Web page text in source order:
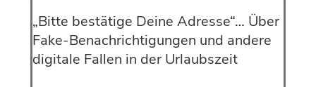
„Bitte bestätige Deine Adresse“… Über
Fake-Benachrichtigungen und andere
digitale Fallen in der Urlaubszeit